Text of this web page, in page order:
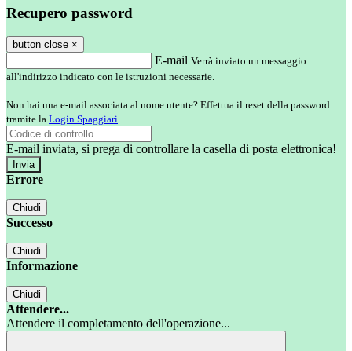
Recupero password
button close ×
E-mail Verrà inviato un messaggio
all'indirizzo indicato con le istruzioni necessarie.
Non hai una e-mail associata al nome utente? Effettua il reset della password
tramite la Login Spaggiari
E-mail inviata, si prega di controllare la casella di posta elettronica!
Errore
Chiudi
Successo
Chiudi
Informazione
Chiudi
Attendere...
Attendere il completamento dell'operazione...